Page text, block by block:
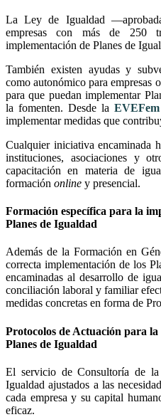
La Ley de Igualdad
empresas con más de 250
implementación de​ Planes de
​También existen ayudas y
como autonómico para empresas
para que puedan implementar
la fomenten. Desde laEVEF​em
implementar medidas que
Cualquier iniciativa encaminada
instituciones, asociaciones y
capacitación en materia de
formación online y presencial.
​Formación específica para la
Planes de Igualdad
​Además de la Formación en
correcta implementación de los
encaminadas al desarrollo de
conciliación laboral y familiar
medidas concretas en forma de
​​Protocolos de Actuación para
Planes de Igualdad
El servicio de Consultoría de la
Igualdad ajustados a las
cada empresa y su capital
eficaz.​